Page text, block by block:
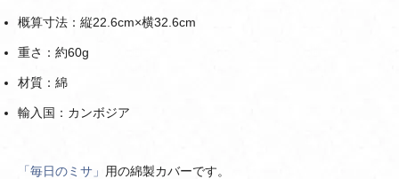
概算寸法：縦22.6cm×横32.6cm
重さ：約60g
材質：綿
輸入国：カンボジア
「毎日のミサ」
用の綿製カバーです。